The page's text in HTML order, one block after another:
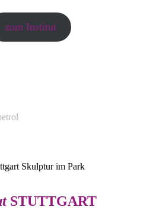
zum Institut
STUTTGART